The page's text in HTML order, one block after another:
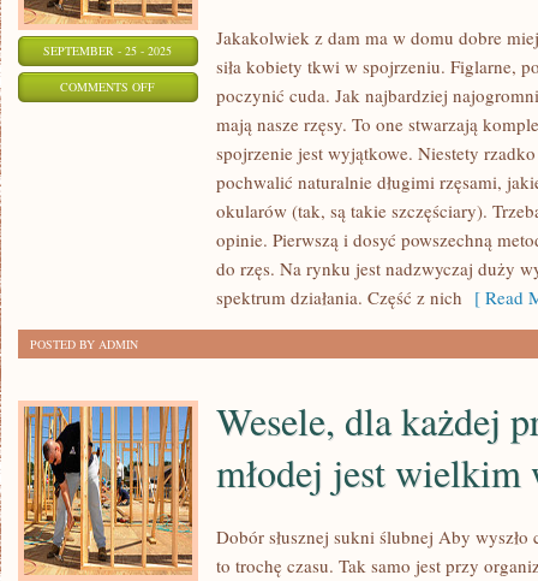
SEPTEMBER - 25 - 2025
COMMENTS OFFON
TWARZY,
WŁOSÓW
CAŁEGO
CIAŁA
Jakakolwiek z dam ma w domu dobre
siła kobiety tkwi w spojrzeniu. Figlarne,
poczynić cuda. Jak najbardziej
mają nasze rzęsy. To one stwarzają
spojrzenie jest wyjątkowe. Niestety
pochwalić naturalnie długimi rzęsami,
okularów (tak, są takie szczęściary).
opinie. Pierwszą i dosyć powszechną
do rzęs. Na rynku jest nadzwyczaj duży
spektrum działania. Część z nich [ Read
POSTED BY ADMIN
Wesele, dla każdej
młodej jest wielkim
Dobór słusznej sukni ślubnej Aby
to trochę czasu. Tak samo jest przy